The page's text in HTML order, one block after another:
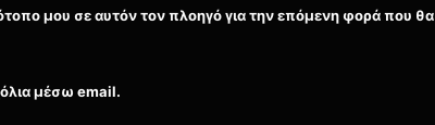
μου σε αυτόν τον πλοηγό για την επόμενη φορά που θα
μέσω email.